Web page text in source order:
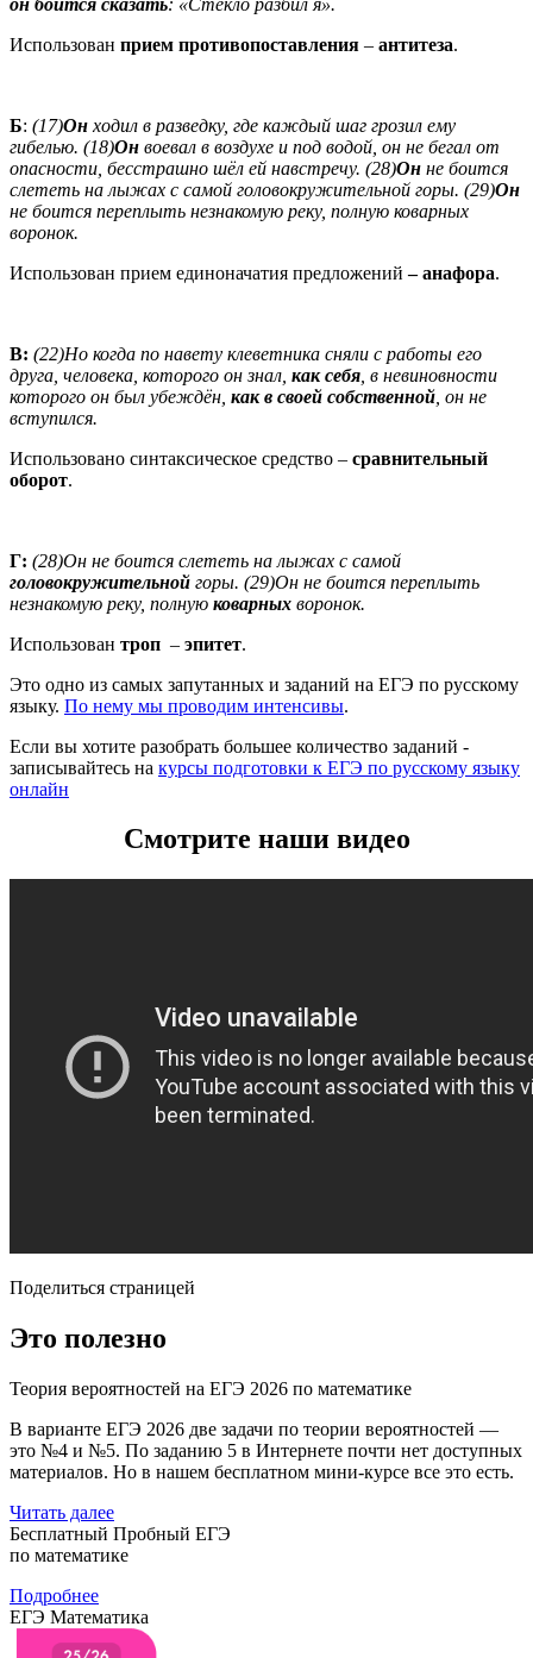
Использован прием противопоставления – антитеза.
Б: (17)Он ходил в разведку, где каждый шаг грозил ему
гибелью. (18)Он воевал в воздухе и под водой, он не бегал от
опасности, бесстрашно шёл ей навстречу. (28)Он не боится
слететь на лыжах с самой головокружительной горы. (29)Он
не боится переплыть незнакомую реку, полную коварных
воронок.
Использован прием единоначатия предложений– анафора.
В: (22)Но когда по навету клеветника сняли с работы его
друга, человека, которого он знал, как себя , в невиновности
которого он был убеждён, как в своей собственной , он не
вступился.
Использовано синтаксическое средство – сравнительный
оборот.
Г: (28)Он не боится слететь на лыжах с самой
головокружительной горы. (29)Он не боится переплыть
незнакомую реку, полную коварных воронок.
Использован троп – эпитет.
Это одно из самых запутанных и заданий на ЕГЭ по русскому
языку. По нему мы проводим интенсивы.
Если вы хотите разобрать большее количество заданий -
записывайтесь на курсы подготовки к ЕГЭ по русскому языку
онлайн
Смотрите наши видео
Поделиться страницей
Это полезно
Теория вероятностей на ЕГЭ 2026 по математике
В варианте ЕГЭ 2026 две задачи по теории вероятностей —
это №4 и №5. По заданию 5 в Интернете почти нет доступных
материалов. Но в нашем бесплатном мини-курсе все это есть.
Читать далее
Бесплатный Пробный ЕГЭ
по математике
Подробнее
ЕГЭ Математика